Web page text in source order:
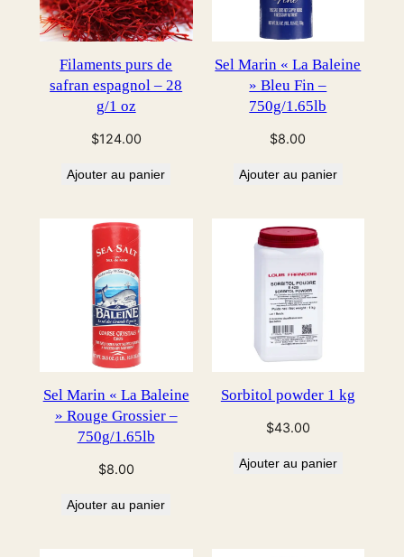
Filaments purs de
safran espagnol – 28
g/1 oz
$124.00
Ajouter au panier
Sel Marin « La Baleine
» Bleu Fin –
750g/1.65lb
$8.00
Ajouter au panier
Sel Marin « La Baleine
» Rouge Grossier –
750g/1.65lb
$8.00
Ajouter au panier
Sorbitol powder 1 kg
$43.00
Ajouter au panier